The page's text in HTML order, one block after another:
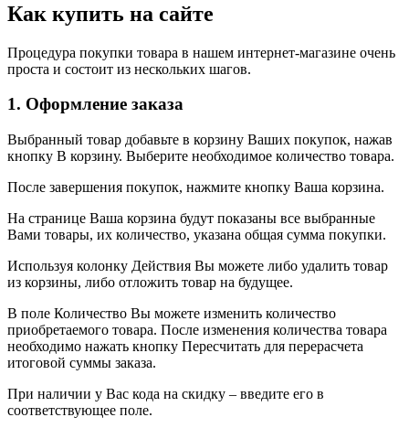
Как купить на сайте
Процедура покупки товара в нашем интернет-магазине очень
проста и состоит из нескольких шагов.
1. Оформление заказа
Выбранный товар добавьте в корзину Ваших покупок, нажав
кнопку В корзину. Выберите необходимое количество товара.
После завершения покупок, нажмите кнопку Ваша корзина.
На странице Ваша корзина будут показаны все выбранные
Вами товары, их количество, указана общая сумма покупки.
Используя колонку Действия Вы можете либо удалить товар
из корзины, либо отложить товар на будущее.
В поле Количество Вы можете изменить количество
приобретаемого товара. После изменения количества товара
необходимо нажать кнопку Пересчитать для перерасчета
итоговой суммы заказа.
При наличии у Вас кода на скидку – введите его в
соответствующее поле.